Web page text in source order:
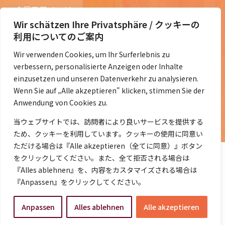
Wir schätzen Ihre Privatsphäre / クッキーの
利用についてのご案内
Wir verwenden Cookies, um Ihr Surferlebnis zu
verbessern, personalisierte Anzeigen oder Inhalte
einzusetzen und unseren Datenverkehr zu analysieren.
Wenn Sie auf „Alle akzeptieren" klicken, stimmen Sie der
Anwendung von Cookies zu.
当ウェブサイトでは、訪問者により良いサービスを提供する
ため、クッキーを利用しています。クッキーの使用に同意い
ただける場合は『Alle akzeptieren（全てに同意）』ボタン
をクリックしてください。また、全て拒否される場合は
『Alles ablehnen』を、内容をカスタマイズされる場合は
『Anpassen』をクリックしてください。
Anpassen Alles ablehnen Alle akzeptieren
会員専用ページ
ニュースレターバックナンバー
過去の講演資料
総会議事録
定款・会費規定など
コラムの紹介
コラム一覧
プライバシーポリシー｜Impressum